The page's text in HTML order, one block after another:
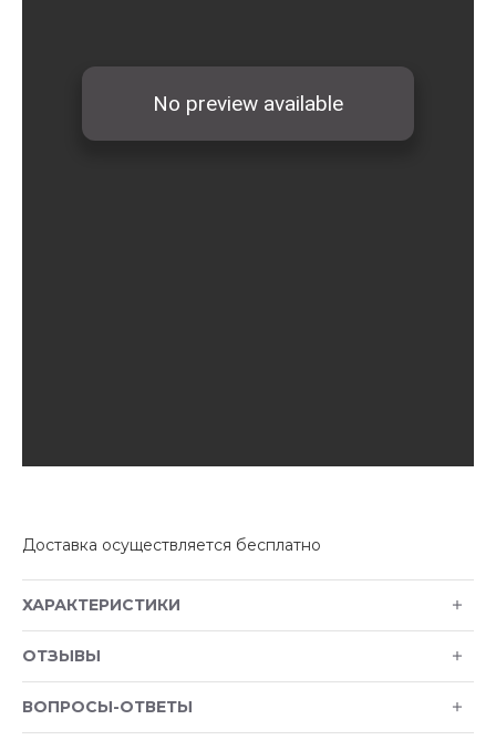
Доставка осуществляется бесплатно
ХАРАКТЕРИСТИКИ
ОТЗЫВЫ
ВОПРОСЫ-ОТВЕТЫ